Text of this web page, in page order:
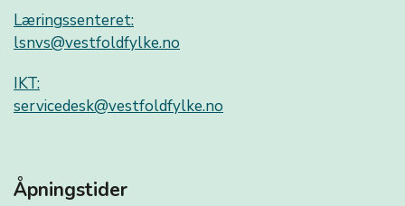
Læringssenteret:
lsnvs@vestfoldfylke.no
IKT:
servicedesk@vestfoldfylke.no
Åpningstider